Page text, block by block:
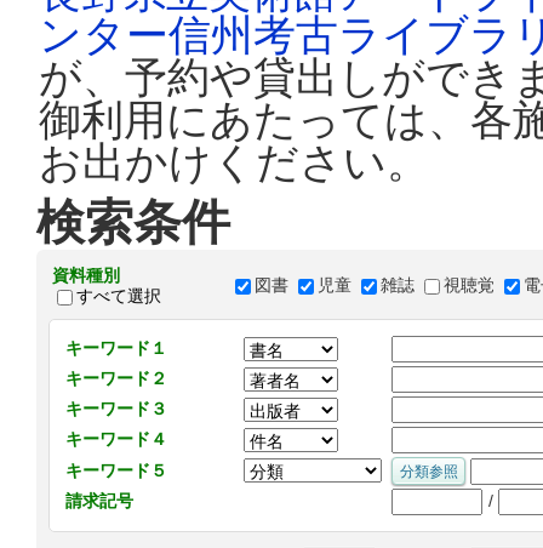
ンター信州考古ライブラ
が、予約や貸出しができ
御利用にあたっては、各
お出かけください。
検索条件
資料種別
すべて選択
図書 児童 雑誌 視聴覚
キーワード１
キーワード２
キーワード３
キーワード４
キーワード５
請求記号
/